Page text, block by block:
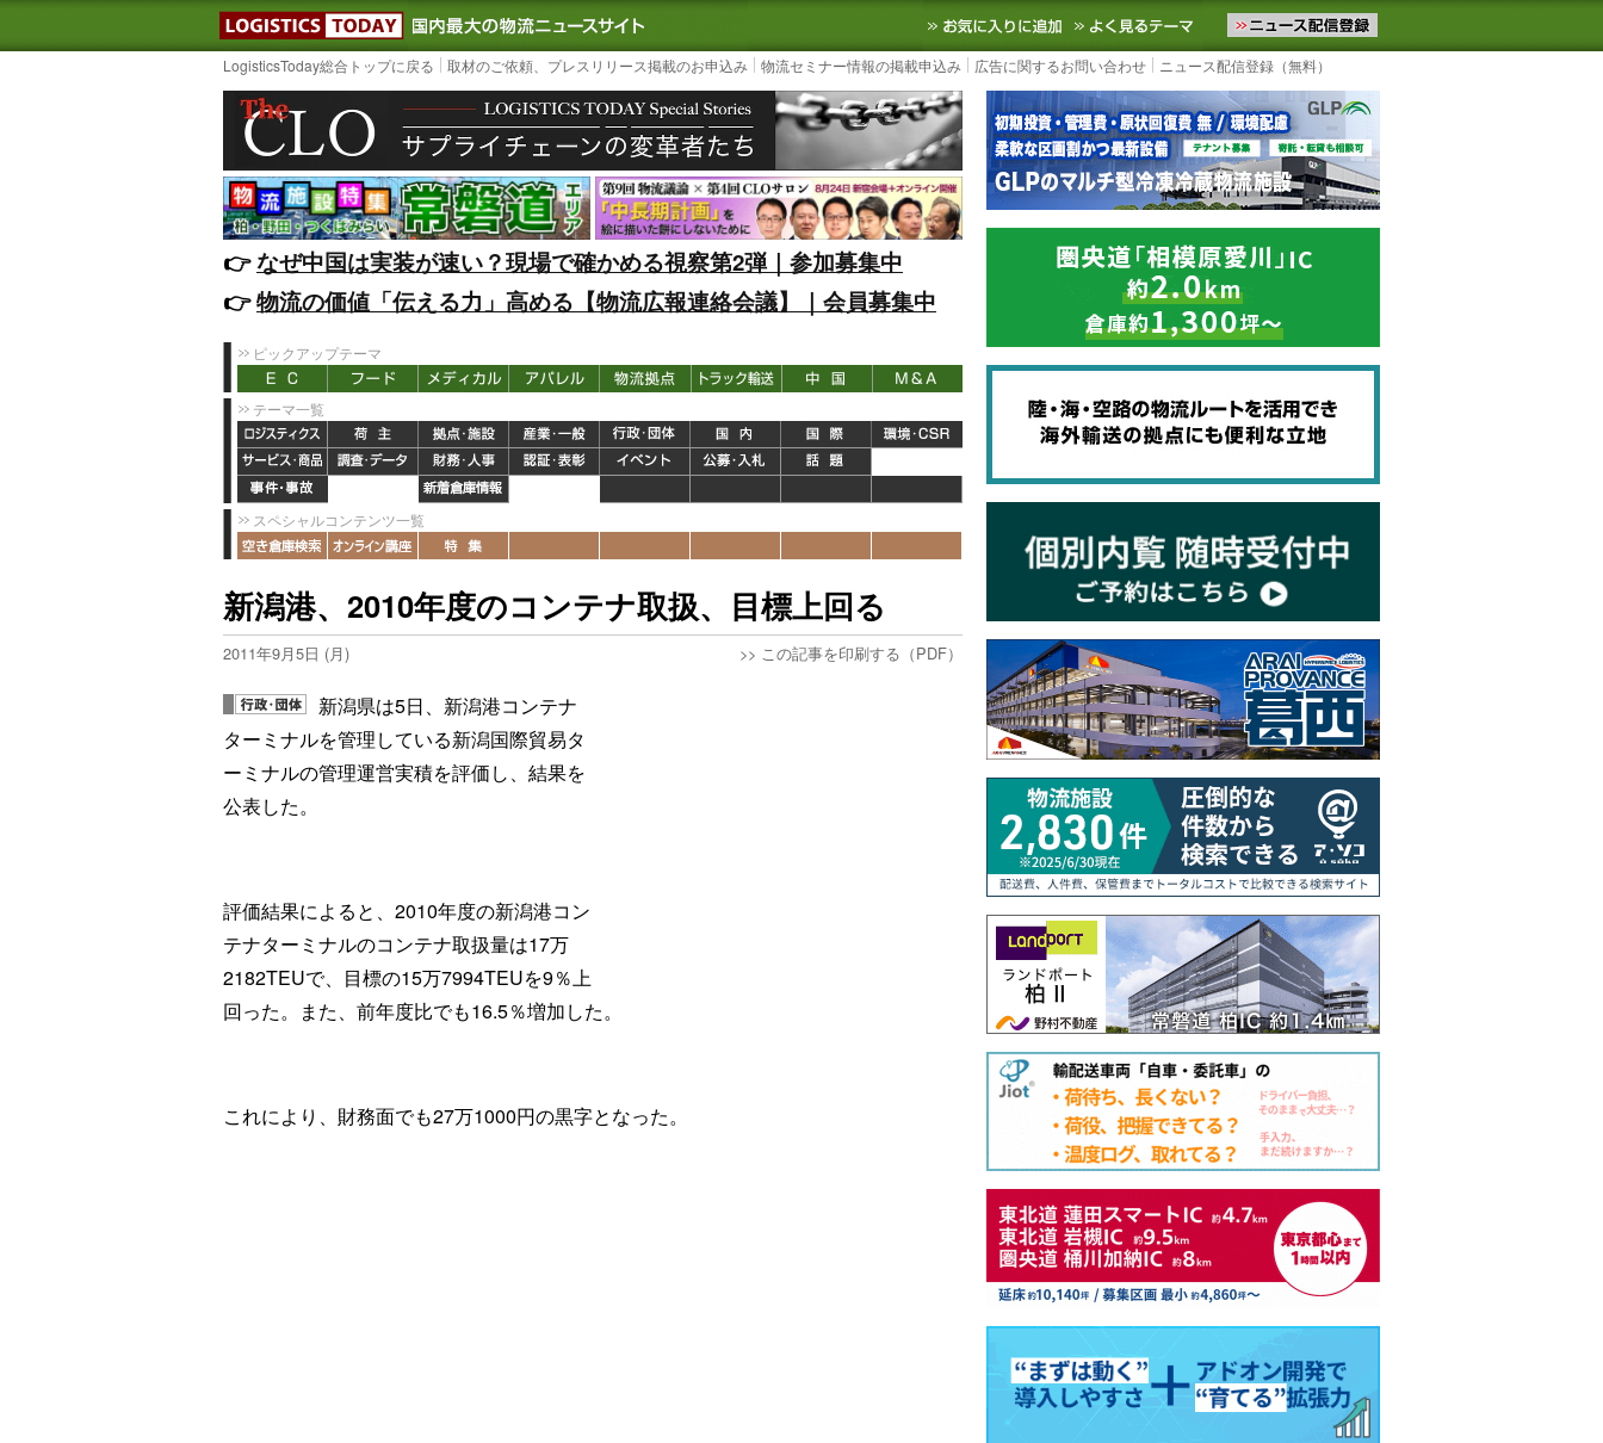
LOGISTICS TODAY｜国内最大の物流ニュースサイト3PL, SCMなど国内外の最新の物流ニュースをお届けします。物流ニュースメール配信を登録す
お気に入りに追加 よく見るテーマ
LogisticsToday総合トップに戻る 取材のご依頼、プレスリリース掲載のお申込み 物流セミナー情報の掲載申込み 広告に関するお問い合わせ ニュース配信登録（無料）
👉️なぜ中国は実装が速い？現場で確かめる視察第2弾｜参加募集中
👉️物流の価値「伝える力」高める【物流広報連絡会議】｜会員募集中
ピックアップテーマ
テーマ一覧
スペシャルコンテンツ一覧
新潟港、2010年度のコンテナ取扱、目標上回る
2011年9月5日 (月) >> この記事を印刷する（PDF）
新潟県は5日、新潟港コンテナ
ターミナルを管理している新潟国際貿易タ
ーミナルの管理運営実積を評価し、結果を
公表した。
評価結果によると、2010年度の新潟港コン
テナターミナルのコンテナ取扱量は17万
2182TEUで、目標の15万7994TEUを9％上
回った。また、前年度比でも16.5％増加した。
これにより、財務面でも27万1000円の黒字となった。